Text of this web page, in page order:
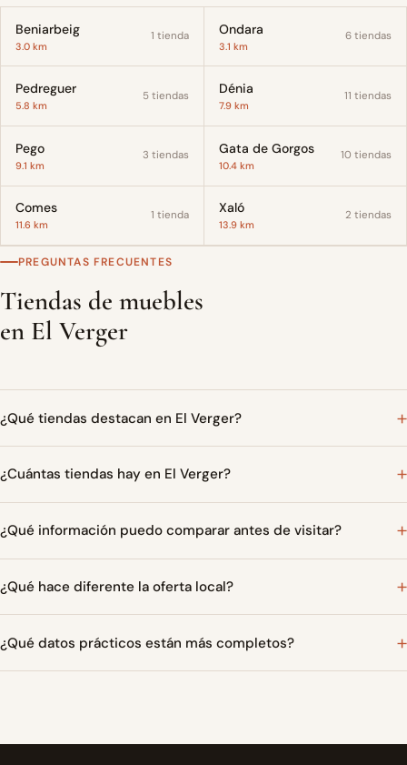
Beniarbeig
3.0 km
1 tienda Ondara
3.1 km
6 tiendas
Pedreguer
5.8 km
5 tiendas Dénia
7.9 km
11 tiendas
Pego
9.1 km
3 tiendas Gata de Gorgos
10.4 km
10 tiendas
Comes
11.6 km
1 tienda Xaló
13.9 km
2 tiendas
PREGUNTAS FRECUENTES
Tiendas de muebles
en El Verger
¿Qué tiendas destacan en El Verger?
¿Cuántas tiendas hay en El Verger?
¿Qué información puedo comparar antes de visitar?
¿Qué hace diferente la oferta local?
¿Qué datos prácticos están más completos?